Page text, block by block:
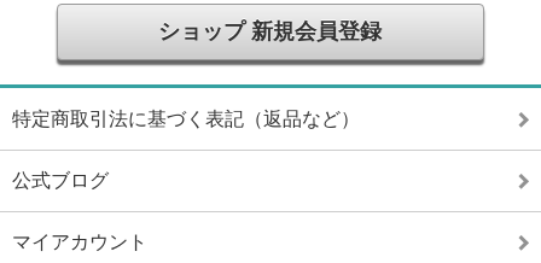
ショップ 新規会員登録
特定商取引法に基づく表記（返品など）
公式ブログ
マイアカウント